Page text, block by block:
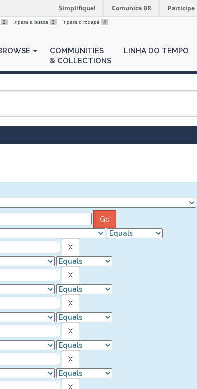
Simplifique! Comunica BR Participe
2 Ir para a busca 3 Ir para o rodapé 4
COMMUNITIES
& COLLECTIONS
LINHA DO TEMPO